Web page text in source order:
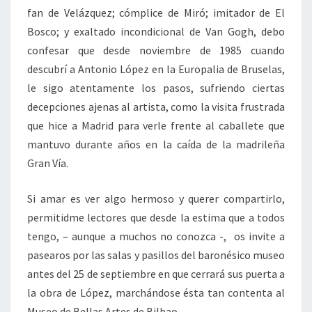
fan de Velázquez; cómplice de Miró; imitador de El
Bosco; y exaltado incondicional de Van Gogh, debo
confesar que desde noviembre de 1985 cuando
descubrí a Antonio López en la Europalia de Bruselas,
le sigo atentamente los pasos, sufriendo ciertas
decepciones ajenas al artista, como la visita frustrada
que hice a Madrid para verle frente al caballete que
mantuvo durante años en la caída de la madrileña
Gran Vía.
Si amar es ver algo hermoso y querer compartirlo,
permitidme lectores que desde la estima que a todos
tengo, – aunque a muchos no conozca -, os invite a
pasearos por las salas y pasillos del baronésico museo
antes del 25 de septiembre en que cerrará sus puerta a
la obra de López, marchándose ésta tan contenta al